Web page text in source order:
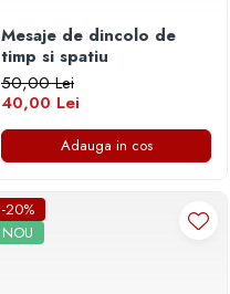
Mesaje de dincolo de
timp si spatiu
50,00 Lei
40,00 Lei
Adauga in cos
-20%
NOU